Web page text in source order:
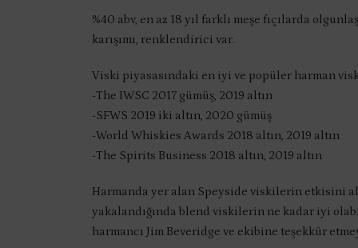
%40 abv, en az 18 yıl farklı meşe fıçılarda
karışımı, renklendirici var.
Viski piyasasındaki en iyi ve popüler harman
-The IWSC 2017 gümüş, 2019 altın
-SFWS 2019 iki altın, 2020 gümüş
-World Whiskies Awards 2018 altın, 2019 altın
-The Spirits Business 2018 altın, 2019 altın
Harmanda yer alan Speyside viskilerin etkisini
yakalandığında blend viskilerin ne kadar iyi
harmancı Jim Beveridge ve ekibine teşekkür